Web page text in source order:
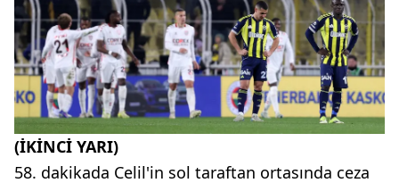
(İKİNCİ YARI)
58. dakikada Celil'in sol taraftan ortasında ceza